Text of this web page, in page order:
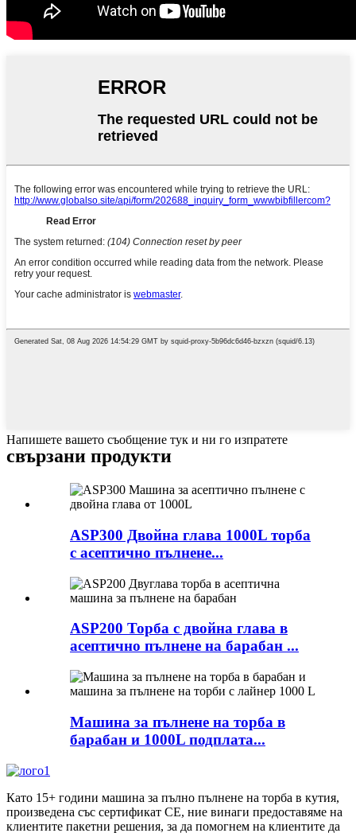
Напишете вашето съобщение тук и ни го изпратете
свързани продукти
ASP300 Двойна глава 1000L торба
с асептично пълнене...
ASP200 Торба с двойна глава в
асептично пълнене на барабан ...
Машина за пълнене на торба в
барабан и 1000L подплата...
Като 15+ години машина за пълно пълнене на торба в кутия,
произведена със сертификат CE, ние винаги предоставяме на
клиентите пакетни решения, за да помогнем на клиентите да